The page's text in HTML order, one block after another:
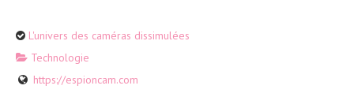
L'univers des caméras dissimulées
Technologie
https://espioncam.com